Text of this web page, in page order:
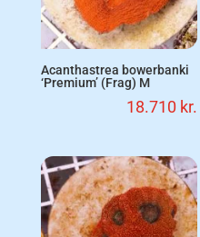
Acanthastrea bowerbanki
‘Premium’ (Frag) M
18.710 kr.